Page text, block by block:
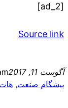
[ad_2]
Source link
آگوست 11, 2017
پیشگام صنعت,